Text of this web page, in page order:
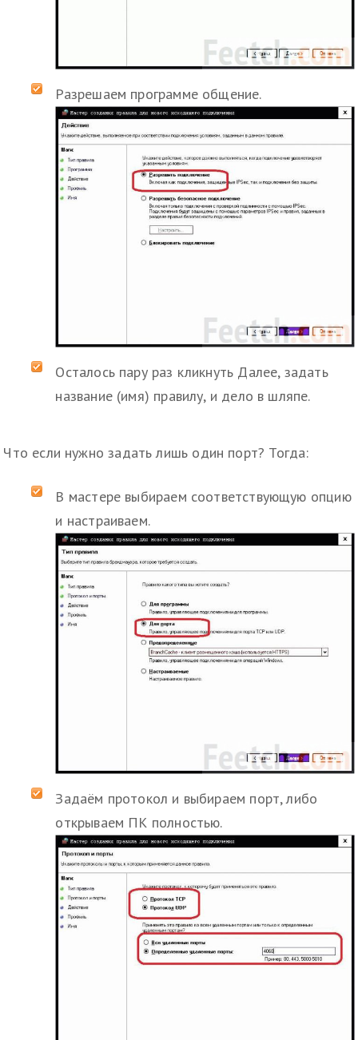
Разрешаем программе общение.
Осталось пару раз кликнуть Далее, задать
название (имя) правилу, и дело в шляпе.
Что если нужно задать лишь один порт? Тогда:
В мастере выбираем соответствующую опцию
и настраиваем.
Задаём протокол и выбираем порт, либо
открываем ПК полностью.